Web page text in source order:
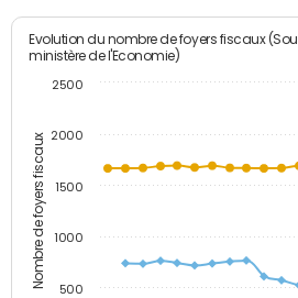
Nombre de foyers fiscaux
Evolution du nombre de foyers fiscaux
ministère de l'Economie)
500
1000
1500
2000
2500